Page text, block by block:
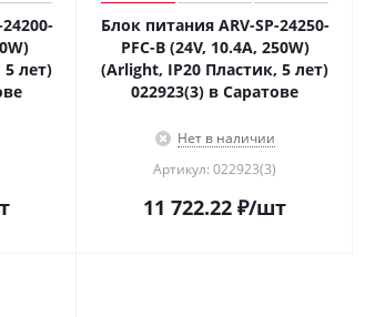
лет)
Блок питания ARV-SP-24250-
PFC-B (24V, 10.4A, 250W)
(Arlight, IP20 Пластик, 5 лет)
022923(3) в Саратове
Нет в наличии
Артикул: 022923(3)
11 722.22 ₽/шт